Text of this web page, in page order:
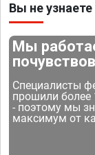
Вы не
Мы
Специалисты
прошили более
- поэтому мы
максимум от